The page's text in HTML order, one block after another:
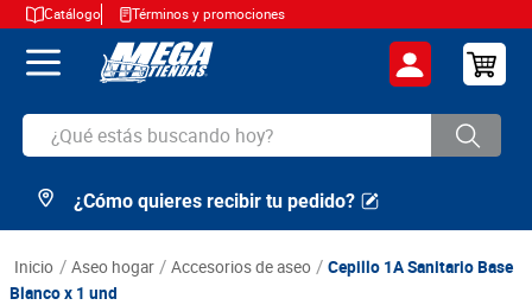
Catálogo Términos y promociones
¿Qué estás buscando hoy?
TÉRMINOS MÁS BUSCADOS
2.
arroz
¿Cómo quieres recibir tu pedido?
aseo hogar accesorios de aseo
Cepillo 1A Sanitario Base
Blanco x 1 und